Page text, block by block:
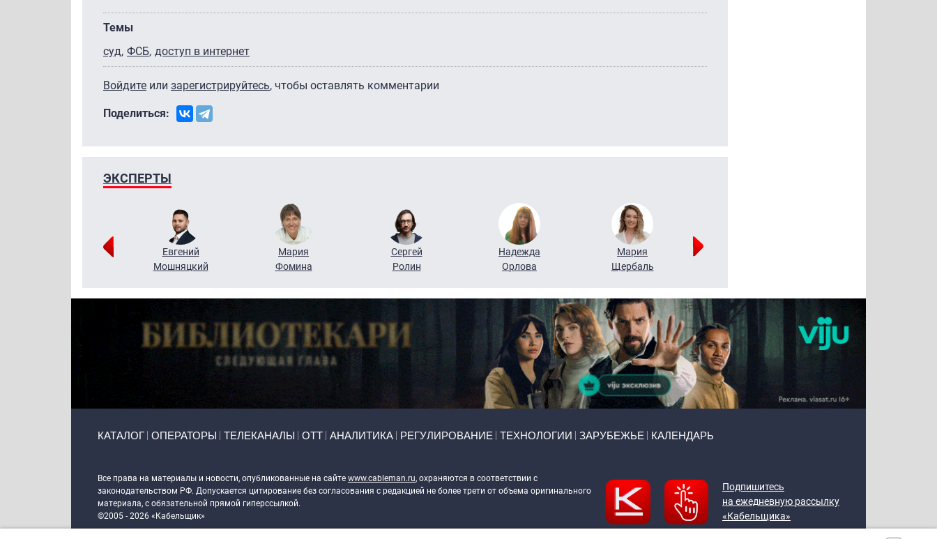
Темы
суд ФСБ доступ в интернет
Войдите или зарегистрируйтесь, чтобы оставлять комментарии
Поделиться:
ЭКСПЕРТЫ
Евгений
Мошняцкий
Мария
Фомина
Сергей
Ролин
Надежда
Орлова
Мария
Щербаль
КАТАЛОГ ОПЕРАТОРЫ ТЕЛЕКАНАЛЫ ОТТ АНАЛИТИКА РЕГУЛИРОВАНИЕ ТЕХНОЛОГИИ ЗАРУБЕЖЬЕ КАЛЕНДАРЬ
Все права на материалы и новости, опубликованные на сайте www.cableman.ru, охраняются в соответствии с
законодательством РФ. Допускается цитирование без согласования с редакцией не более трети от объема оригинального
материала, с обязательной прямой гиперссылкой.
©2005 - 2026 «Кабельщик»
Подпишитесь
на ежедневную рассылку
«Кабельщика»